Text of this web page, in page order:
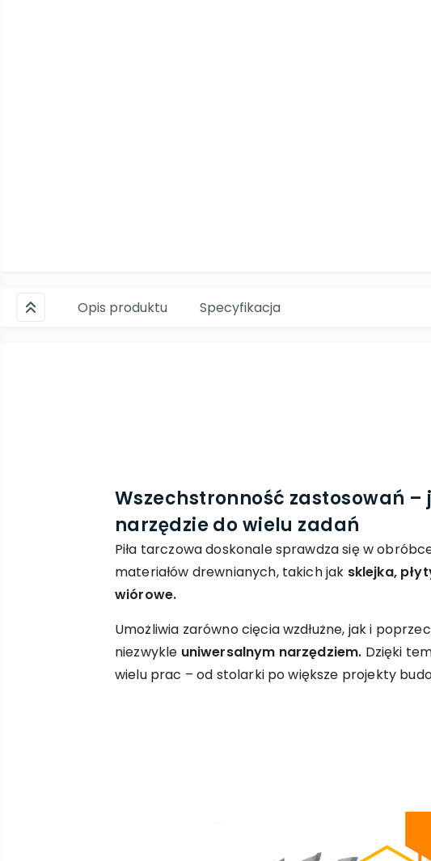
Opis produktu Specyfikacja
Wszechstronność zastosowań –
narzędzie do wielu zadań
Piła tarczowa doskonale sprawdza się w
materiałów drewnianych, takich jak sklejka,
wiórowe.
Umożliwia zarówno cięcia wzdłużne, jak i
niezwykle uniwersalnym narzędziem. Dzięki
wielu prac – od stolarki po większe projekty